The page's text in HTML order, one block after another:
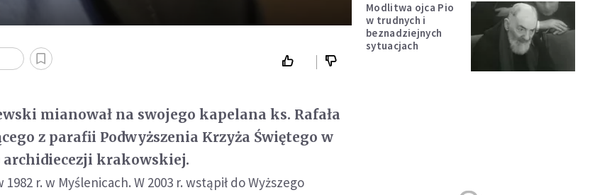
mianował na swojego kapelana ks. Rafała
z parafii Podwyższenia Krzyża Świętego w
archidiecezji krakowskiej.
1982 r. w Myślenicach. W 2003 r. wstąpił do Wyższego
Modlitwa ojca Pio
w trudnych i
beznadziejnych
sytuacjach